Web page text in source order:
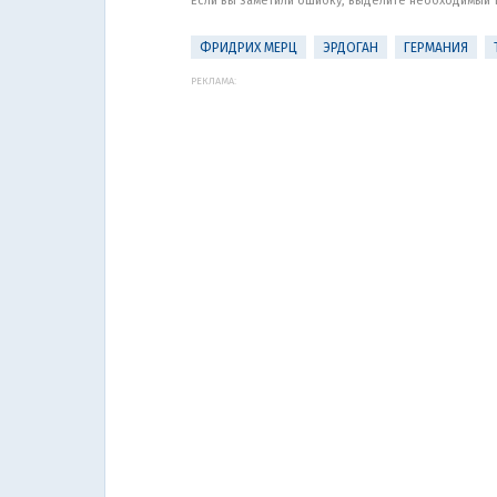
ФРИДРИХ МЕРЦ ЭРДОГАН ГЕРМАНИЯ
РЕКЛАМА: